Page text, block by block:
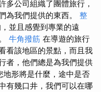
多公司組織了團體旅行，
為我們提供的東西。 整
並且感覺到專業的遠
牛角撥筋 在導遊的旅行
看該地區的景點，而且我
者，他們總是為我們提供
地形將是什麼，途中是否
有幾口井，我們可以在哪